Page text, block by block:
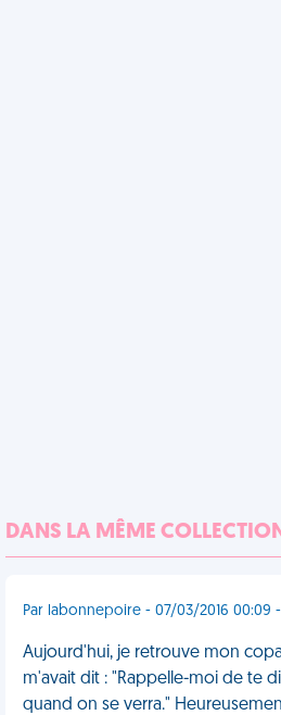
DANS LA MÊME
Par labonnepoire - 07/03/2016 00:09
Aujourd'hui, je retrouve mon
m'avait dit : "Rappelle-moi de te
quand on se verra."